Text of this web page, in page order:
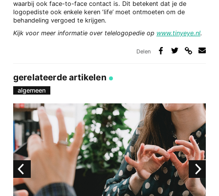
waarbij ook face-to-face contact is. Dit betekent dat je de
logopediste ook enkele keren ‘life’ moet ontmoeten om de
behandeling vergoed te krijgen.
Kijk voor meer informatie over telelogopedie op www.tinyeye.nl.
Delen
gerelateerde artikelen
algemeen